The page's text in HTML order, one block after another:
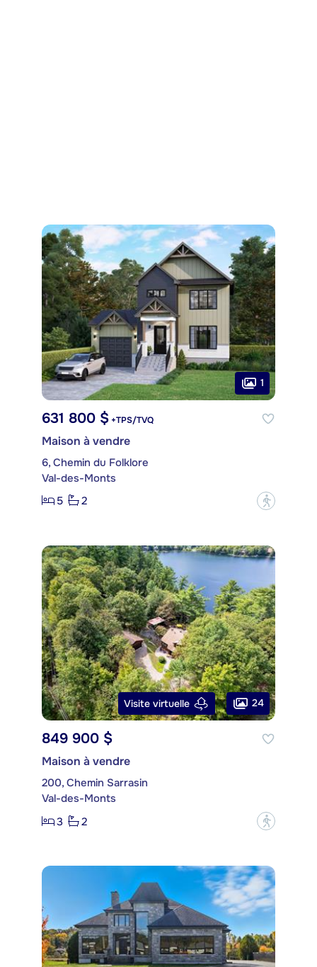
1
631 800 $ +TPS/TVQ
Maison à vendre
6, Chemin du Folklore
Val-des-Monts
5
2 ?
Visite virtuelle 24
849 900 $
Maison à vendre
200, Chemin Sarrasin
Val-des-Monts
3
2 ?